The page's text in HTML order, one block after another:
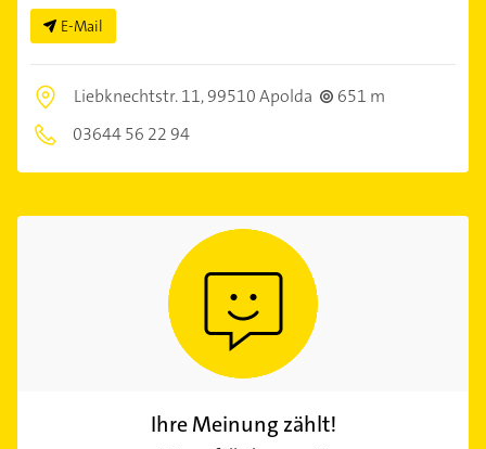
E-Mail
Liebknechtstr. 11,99510 Apolda
651 m
03644 56 22 94
Ihre Meinung zählt!